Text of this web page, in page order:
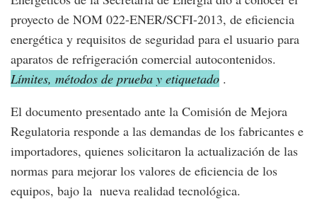
proyecto de NOM 022-ENER/SCFI-2013, de eficiencia
energética y requisitos de seguridad para el usuario para
aparatos de refrigeración comercial autocontenidos.
Límites, métodos de prueba y etiquetado .
El documento presentado ante la Comisión de Mejora
Regulatoria responde a las demandas de los fabricantes e
importadores, quienes solicitaron la actualización de las
normas para mejorar los valores de eficiencia de los
equipos, bajo la nueva realidad tecnológica.